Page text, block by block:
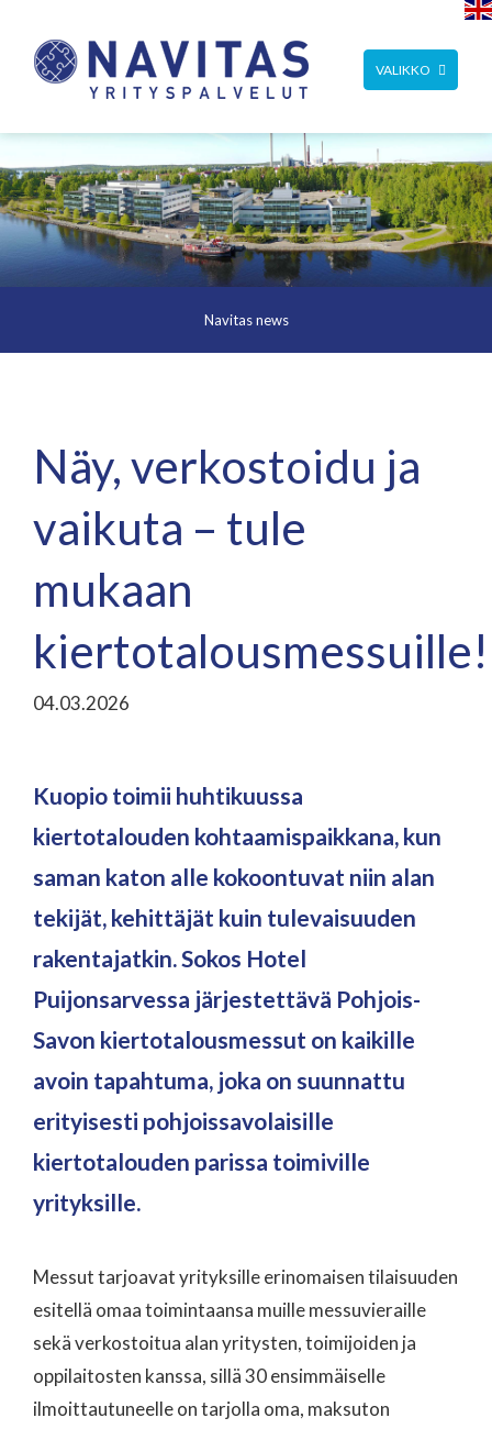
TOGGLE
NAVIGATION
VALIKKO
Navitas news
Näy, verkostoidu ja
vaikuta – tule
mukaan
kiertotalousmessuille!
04.03.2026
Kuopio toimii huhtikuussa
kiertotalouden kohtaamispaikkana, kun
saman katon alle kokoontuvat niin alan
tekijät, kehittäjät kuin tulevaisuuden
rakentajatkin. Sokos Hotel
Puijonsarvessa järjestettävä Pohjois-
Savon kiertotalousmessut on kaikille
avoin tapahtuma, joka on suunnattu
erityisesti pohjoissavolaisille
kiertotalouden parissa toimiville
yrityksille.
Messut tarjoavat yrityksille erinomaisen tilaisuuden
esitellä omaa toimintaansa muille messuvieraille
sekä verkostoitua alan yritysten, toimijoiden ja
oppilaitosten kanssa, sillä 30 ensimmäiselle
ilmoittautuneelle on tarjolla oma, maksuton